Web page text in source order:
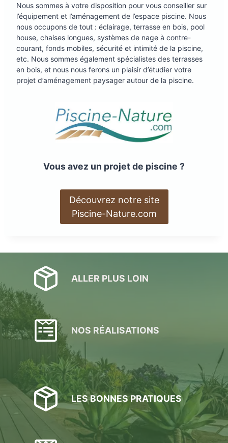
Nous sommes à votre disposition pour vous conseiller sur
l’équipement et l’aménagement de l’espace piscine. Nous
nous occupons de tout : éclairage, terrasse en bois, pool
house, chaises longues, systèmes de nage à contre-
courant, fonds mobiles, sécurité et intimité de la piscine,
etc. Nous sommes également spécialistes des terrasses
en bois, et nous nous ferons un plaisir d’étudier votre
projet d’aménagement paysager autour de la piscine.
Vous avez un projet de piscine ?
Découvrez notre site
Piscine-Nature.com
ALLER PLUS LOIN
NOS RÉALISATIONS
LES BONNES PRATIQUES